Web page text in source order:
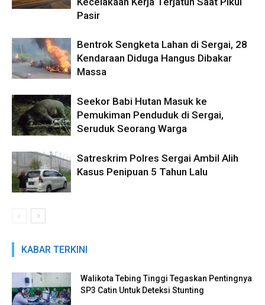
Pasir
Bentrok Sengketa Lahan di Sergai, 28
Kendaraan Diduga Hangus Dibakar
Massa
Seekor Babi Hutan Masuk ke
Pemukiman Penduduk di Sergai,
Seruduk Seorang Warga
Satreskrim Polres Sergai Ambil Alih
Kasus Penipuan 5 Tahun Lalu
KABAR TERKINI
Walikota Tebing Tinggi Tegaskan Pentingnya
SP3 Catin Untuk Deteksi Stunting